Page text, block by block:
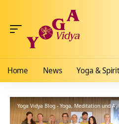
Home News Yoga &
Yoga Vidya Blog - Yoga, Meditation und